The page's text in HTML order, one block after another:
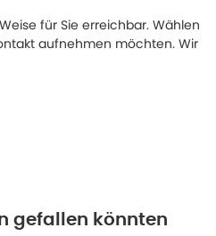
für Sie erreichbar. Wählen
aufnehmen möchten. Wir
gefallen könnten